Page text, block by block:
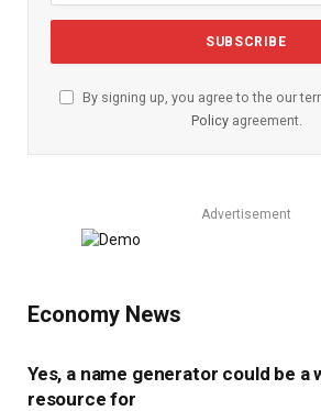
By signing up, you agree to the our
Policyagreement.
Advertisement
Economy News
Yes, a name generator could be a
resource for